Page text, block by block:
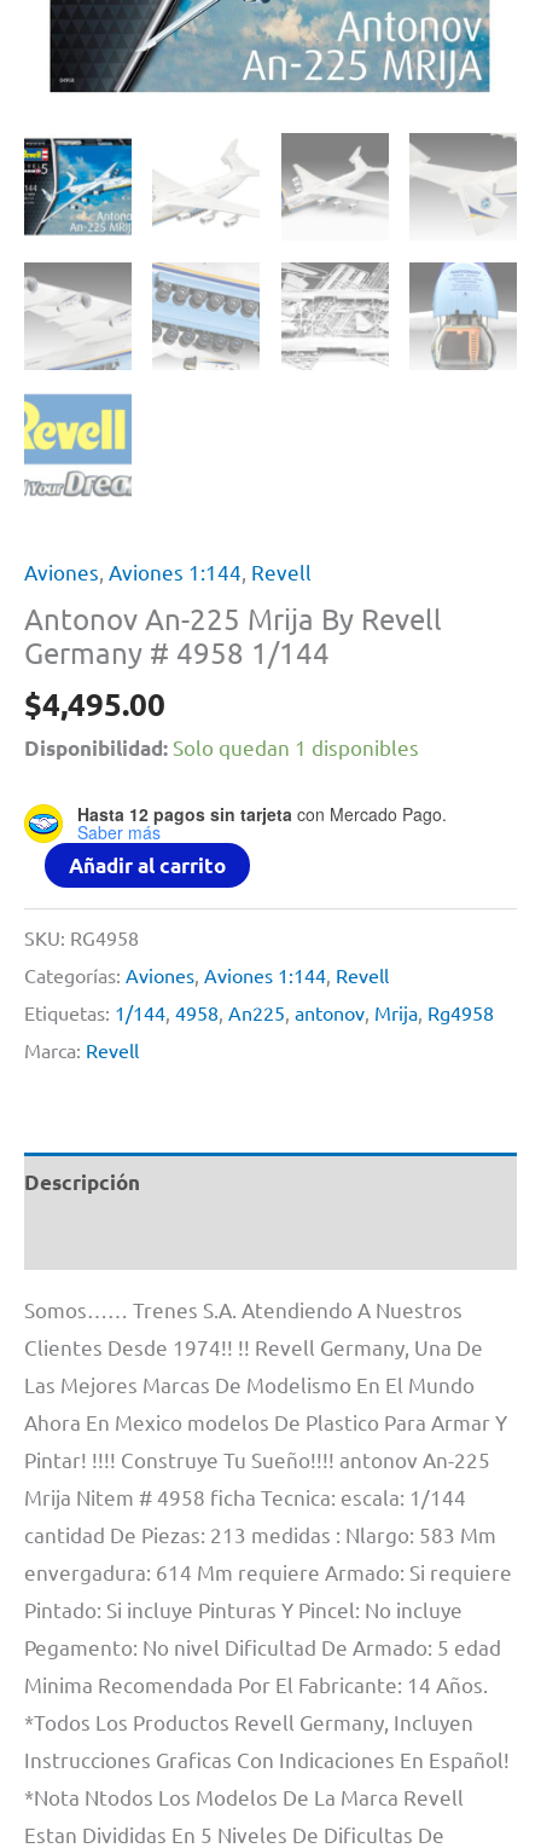
Aviones Aviones 1:144 Revell
Antonov An-225 Mrija By Revell
Germany # 4958 1/144
$4,495.00
Disponibilidad: Solo quedan 1 disponibles
Hasta 12 pagos sin tarjeta con Mercado Pago.
Saber más
Antonov
225
Mrija
By
Revell
4958
1/144
Añadir al carrito
SKU: RG4958
Categorías: Aviones Aviones 1:144 Revell
Etiquetas: 1/144 4958 An225 antonov Mrija Rg4958
Marca: Revell
Descripción
Somos…… Trenes S.A. Atendiendo A Nuestros
Clientes Desde 1974!! !! Revell Germany, Una De
Las Mejores Marcas De Modelismo En El Mundo
Ahora En Mexico modelos De Plastico Para Armar Y
Pintar! !!!! Construye Tu Sueño!!!! antonov An-225
Mrija Nitem # 4958 ficha Tecnica: escala: 1/144
cantidad De Piezas: 213 medidas : Nlargo: 583 Mm
envergadura: 614 Mm requiere Armado: Si requiere
Pintado: Si incluye Pinturas Y Pincel: No incluye
Pegamento: No nivel Dificultad De Armado: 5 edad
Minima Recomendada Por El Fabricante: 14 Años.
*Todos Los Productos Revell Germany, Incluyen
Instrucciones Graficas Con Indicaciones En Español!
*Nota Ntodos Los Modelos De La Marca Revell
Estan Divididas En 5 Niveles De Dificultas De